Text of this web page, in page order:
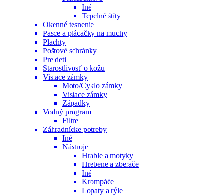
Iné
Tepelné štíty
Okenné tesnenie
Pasce a plácačky na muchy
Plachty
Poštové schránky
Pre deti
Starostlivosť o kožu
Visiace zámky
Moto/Cyklo zámky
Visiace zámky
Západky
Vodný program
Filtre
Záhradnícke potreby
Iné
Nástroje
Hrable a motyky
Hrebene a zberače
Iné
Krompáče
Lopaty a rýle